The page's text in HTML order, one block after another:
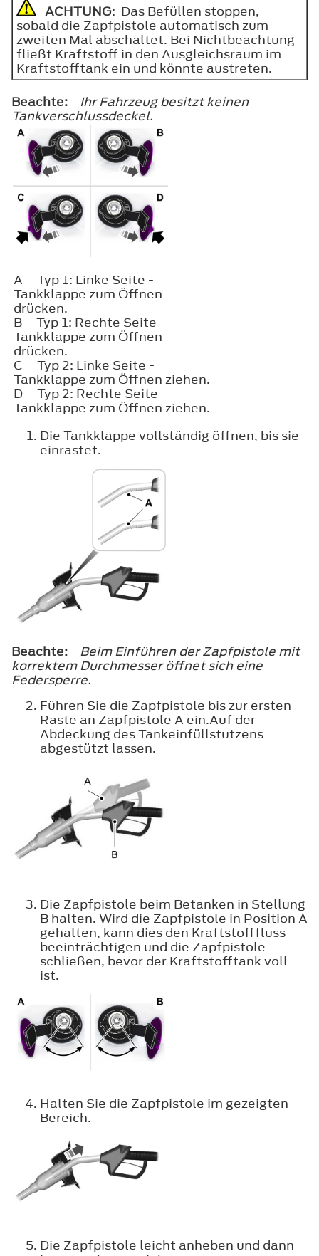
ACHTUNG: Das Befüllen stoppen,
sobald die Zapfpistole automatisch zum
zweiten Mal abschaltet. Bei Nichtbeachtung
fließt Kraftstoff in den Ausgleichsraum im
Kraftstofftank ein und könnte austreten.
Beachte:
Ihr Fahrzeug besitzt keinen
Tankverschlussdeckel.
A
Typ 1: Linke Seite -
Tankklappe zum Öffnen
drücken.
B
Typ 1: Rechte Seite -
Tankklappe zum Öffnen
drücken.
C
Typ 2: Linke Seite -
Tankklappe zum Öffnen ziehen.
D
Typ 2: Rechte Seite -
Tankklappe zum Öffnen ziehen.
Die Tankklappe vollständig öffnen, bis sie
einrastet.
Beachte:
Beim Einführen der Zapfpistole mit
korrektem Durchmesser öffnet sich eine
Federsperre.
Führen Sie die Zapfpistole bis zur ersten
Raste an Zapfpistole A ein.Auf der
Abdeckung des Tankeinfüllstutzens
abgestützt lassen.
Die Zapfpistole beim Betanken in Stellung
B halten. Wird die Zapfpistole in Position A
gehalten, kann dies den Kraftstofffluss
beeinträchtigen und die Zapfpistole
schließen, bevor der Kraftstofftank voll
ist.
Halten Sie die Zapfpistole im gezeigten
Bereich.
Die Zapfpistole leicht anheben und dann